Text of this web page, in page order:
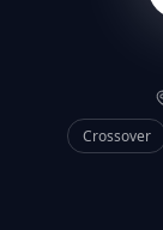
Crossover